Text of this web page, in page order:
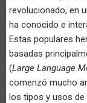
revolucionado, en
ha conocido e
Estas populares
basadas
(Large Language
comenzó mucho
los tipos y usos